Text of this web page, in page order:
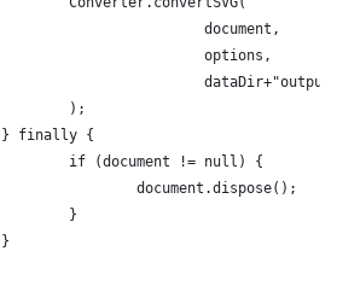
					document,
					options,
			);
		} finally {
			if (document != null) {
				document.dispose();
			}
		}